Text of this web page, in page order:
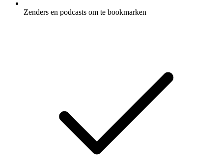
Zenders en podcasts om te bookmarken